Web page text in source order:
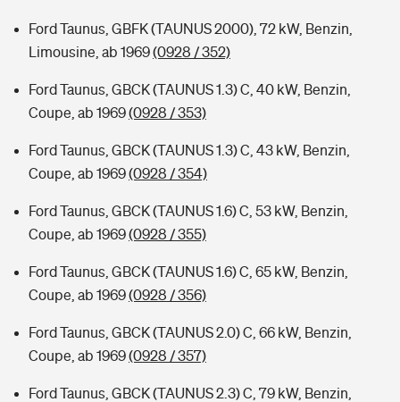
Ford Taunus, GBFK (TAUNUS 2000), 72 kW, Benzin,
Limousine, ab 1969(0928 / 352)
Ford Taunus, GBCK (TAUNUS 1.3) C, 40 kW, Benzin,
Coupe, ab 1969(0928 / 353)
Ford Taunus, GBCK (TAUNUS 1.3) C, 43 kW, Benzin,
Coupe, ab 1969(0928 / 354)
Ford Taunus, GBCK (TAUNUS 1.6) C, 53 kW, Benzin,
Coupe, ab 1969(0928 / 355)
Ford Taunus, GBCK (TAUNUS 1.6) C, 65 kW, Benzin,
Coupe, ab 1969(0928 / 356)
Ford Taunus, GBCK (TAUNUS 2.0) C, 66 kW, Benzin,
Coupe, ab 1969(0928 / 357)
Ford Taunus, GBCK (TAUNUS 2.3) C, 79 kW, Benzin,